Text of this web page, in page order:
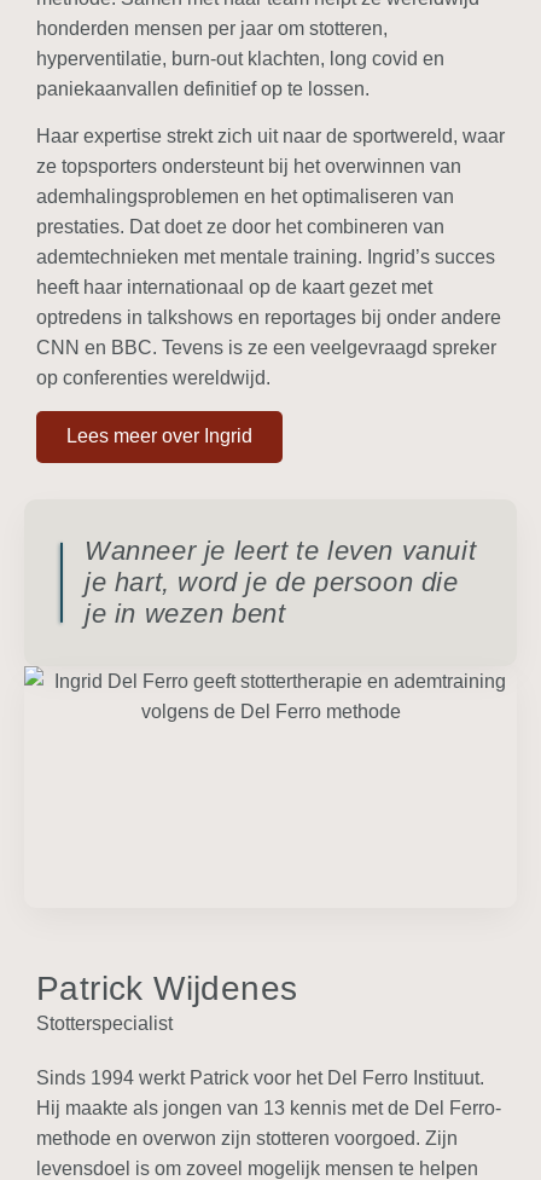
honderden mensen per jaar om stotteren,
hyperventilatie, burn-out klachten, long covid en
paniekaanvallen definitief op te lossen.
Haar expertise strekt zich uit naar de sportwereld, waar
ze topsporters ondersteunt bij het overwinnen van
ademhalingsproblemen en het optimaliseren van
prestaties. Dat doet ze door het combineren van
ademtechnieken met mentale training. Ingrid’s succes
heeft haar internationaal op de kaart gezet met
optredens in talkshows en reportages bij onder andere
CNN en BBC. Tevens is ze een veelgevraagd spreker
op conferenties wereldwijd.
Lees meer over Ingrid
Wanneer je leert te leven vanuit
je hart, word je de persoon die
je in wezen bent
Patrick Wijdenes
Stotterspecialist
Sinds 1994 werkt Patrick voor het Del Ferro Instituut.
Hij maakte als jongen van 13 kennis met de Del Ferro-
methode en overwon zijn stotteren voorgoed. Zijn
levensdoel is om zoveel mogelijk mensen te helpen